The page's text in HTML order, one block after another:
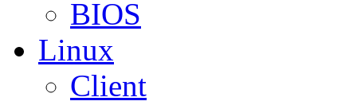
BIOS
Linux
Client